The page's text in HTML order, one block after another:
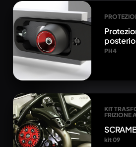
PH4
KIT
FRIZIONE
kit 09